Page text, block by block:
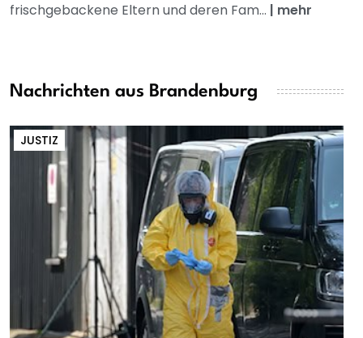
frischgebackene Eltern und deren Fam... | mehr
Nachrichten aus Brandenburg
JUSTIZ